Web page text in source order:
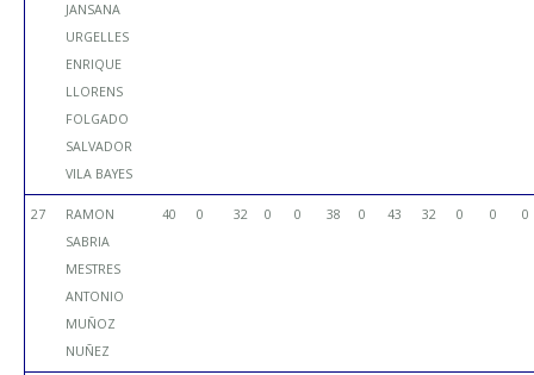
JANSANA
URGELLES
ENRIQUE
LLORENS
FOLGADO
SALVADOR
VILA BAYES
27
RAMON
SABRIA
MESTRES
ANTONIO
MUÑOZ
NUÑEZ
40 0 32 0 0 38 0 43 32 0 0 0